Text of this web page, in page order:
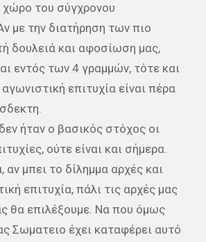
του σύγχρονου
με την διατήρηση των πιο
δουλειά και αφοσίωση μας,
εντός των 4 γραμμών, τότε και
επιτυχία είναι πέρα
ήταν ο βασικός στόχος οι
ούτε είναι και σήμερα.
μπει το δίλημμα αρχές και
επιτυχία, πάλι τις αρχές μας
θα επιλέξουμε. Να που όμως
Σωματειο έχει καταφέρει αυτό